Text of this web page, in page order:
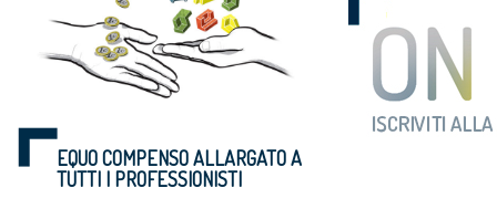
EQUO COMPENSO ALLARGATO A
TUTTI I PROFESSIONISTI